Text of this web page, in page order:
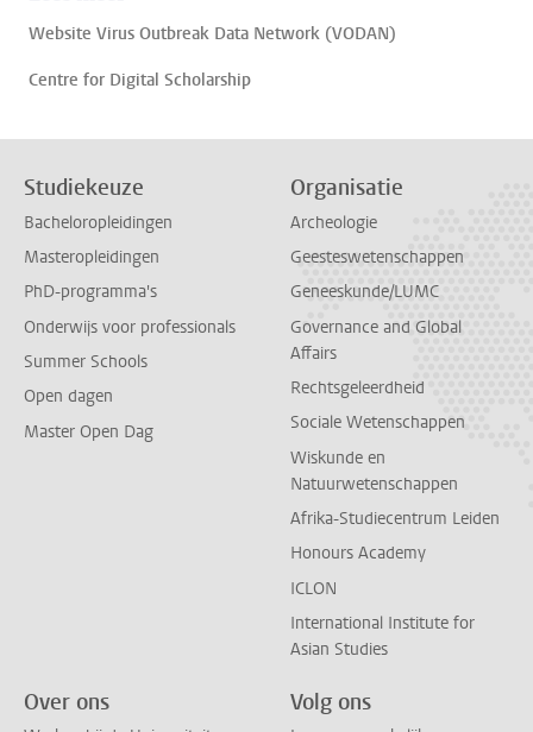
Website Virus Outbreak Data Network (VODAN)
Centre for Digital Scholarship
Studiekeuze
Bacheloropleidingen
Masteropleidingen
PhD-programma's
Onderwijs voor professionals
Summer Schools
Open dagen
Master Open Dag
Organisatie
Archeologie
Geesteswetenschappen
Geneeskunde/LUMC
Governance and Global
Affairs
Rechtsgeleerdheid
Sociale Wetenschappen
Wiskunde en
Natuurwetenschappen
Afrika-Studiecentrum Leiden
Honours Academy
ICLON
International Institute for
Asian Studies
Over ons Volg ons